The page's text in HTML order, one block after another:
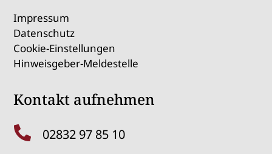
Impressum
Datenschutz
Cookie-Einstellungen
Hinweisgeber-Meldestelle
Kontakt aufnehmen
 02832 97 85 10